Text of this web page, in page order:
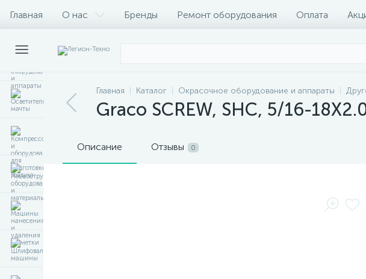
Главная О нас Бренды Ремонт оборудования Оплата
Главная Каталог Окрасочное оборудование и аппараты
Graco SCREW, SHC, 5/16-
Описание Отзывы 0